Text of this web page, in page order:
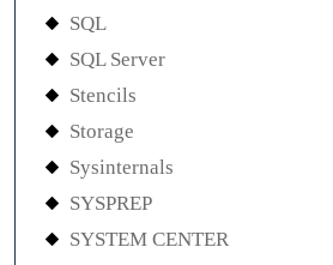
SQL
SQL Server
Stencils
Storage
Sysinternals
SYSPREP
SYSTEM CENTER